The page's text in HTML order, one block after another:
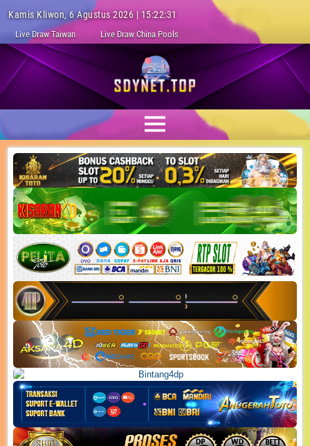
Kamis Kliwon, 6 Agustus 2026 | 15:22:32
Live Draw Taiwan Live Draw China Pools